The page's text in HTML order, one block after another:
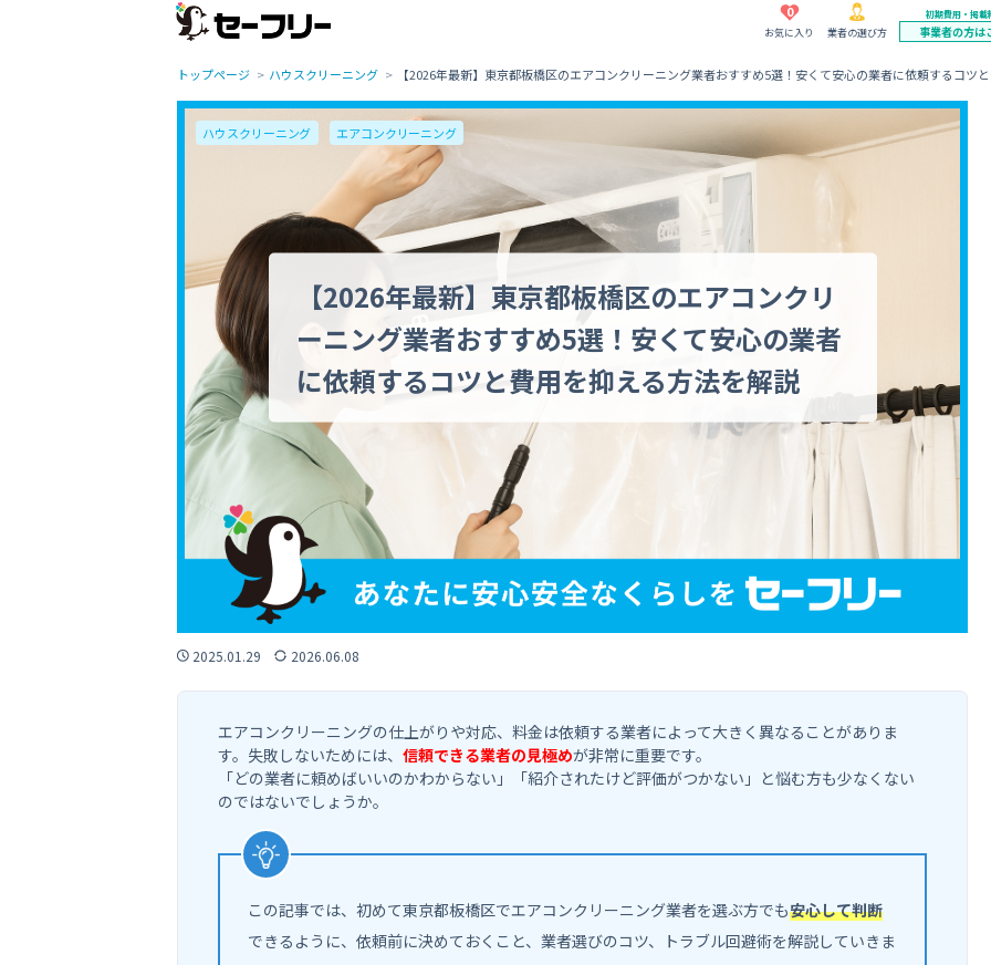
0
お気に入り 業者の選び方
初期費用・掲載
事業者の方は
トップページ ハウスクリーニング 【2026年最新】東京都板橋区のエアコンクリーニング業者おすすめ5選！安くて安心の業者に依頼するコツ
【2026年最新】東京都板橋区のエアコンクリ
ーニング業者おすすめ5選！安くて安心の業者
に依頼するコツと費用を抑える方法を解説
ハウスクリーニング エアコンクリーニング
2025.01.29 2026.06.08
エアコンクリーニングの仕上がりや対応、料金は依頼する業者によって大きく異なることがありま
す。失敗しないためには、 信頼できる業者の見極めが非常に重要です。
「どの業者に頼めばいいのかわからない」「紹介されたけど評価がつかない」と悩む方も少なくない
のではないでしょうか。
この記事では、初めて東京都板橋区でエアコンクリーニング業者を選ぶ方でも安心して判断
できるように、依頼前に決めておくこと、業者選びのコツ、トラブル回避術を解説していきま